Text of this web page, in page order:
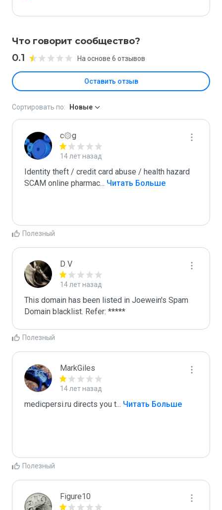
Что говорит сообщество?
0.1 На основе 6 отзывов
Оставить отзыв
Сортировать по: Новые
c۞g
14 лет назад
Identity theft / credit card abuse / health hazard
SCAM online pharmac... Читать Больше
Полезный
D V
14 лет назад
This domain has been listed in Joewein's Spam
Domain blacklist. Refer: *****
Полезный
MarkGiles
14 лет назад
medicpersi.ru directs you t... Читать Больше
Полезный
Figure10